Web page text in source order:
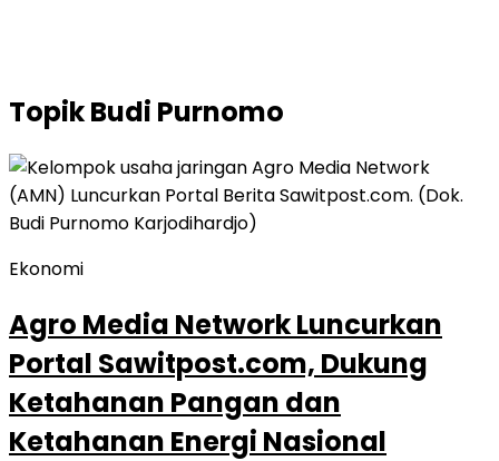
TopikBudi Purnomo
Ekonomi
Agro Media Network Luncurkan
Portal Sawitpost.com, Dukung
Ketahanan Pangan dan
Ketahanan Energi Nasional